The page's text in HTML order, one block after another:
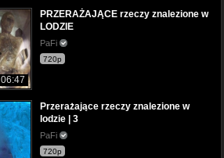
06:47
PRZERAŻAJĄCE rzeczy znalezione w
LODZIE
PaFi
720p
Przerażające rzeczy znalezione w
lodzie | 3
PaFi
720p